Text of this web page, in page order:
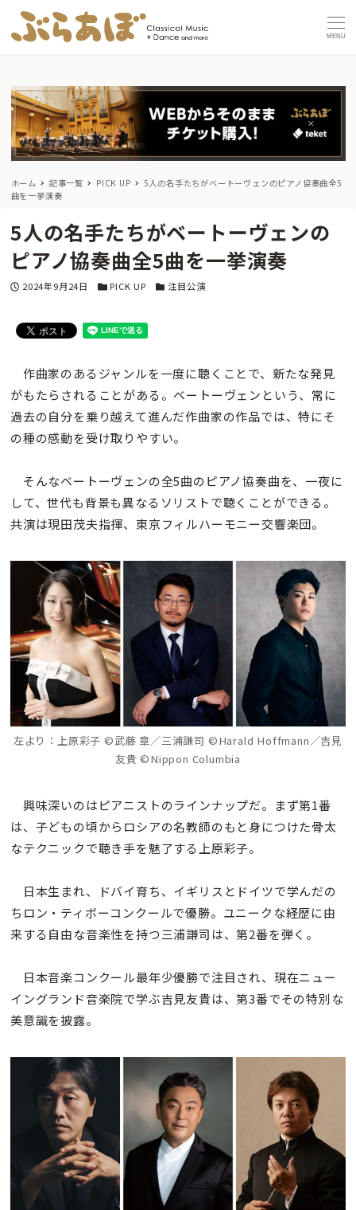
MENU
ホーム 記事一覧 PICK UP
5人の名手たちがベートーヴェンのピアノ協奏曲全5
曲を一挙演奏
5人の名手たちがベートーヴェンの
ピアノ協奏曲全5曲を一挙演奏
投稿日
2024年9月24日 カテゴリー
PICK UP カテゴリー
注目公演
作曲家のあるジャンルを一度に聴くことで、新たな発見
がもたらされることがある。ベートーヴェンという、常に
過去の自分を乗り越えて進んだ作曲家の作品では、特にそ
の種の感動を受け取りやすい。
そんなベートーヴェンの全5曲のピアノ協奏曲を、一夜に
して、世代も背景も異なるソリストで聴くことができる。
共演は現田茂夫指揮、東京フィルハーモニー交響楽団。
左より：上原彩子 ©武藤 章／三浦謙司 ©Harald Hoffmann／吉見
友貴 ©Nippon Columbia
興味深いのはピアニストのラインナップだ。まず第1番
は、子どもの頃からロシアの名教師のもと身につけた骨太
なテクニックで聴き手を魅了する上原彩子。
日本生まれ、ドバイ育ち、イギリスとドイツで学んだの
ちロン・ティボーコンクールで優勝。ユニークな経歴に由
来する自由な音楽性を持つ三浦謙司は、第2番を弾く。
日本音楽コンクール最年少優勝で注目され、現在ニュー
イングランド音楽院で学ぶ吉見友貴は、第3番でその特別な
美意識を披露。